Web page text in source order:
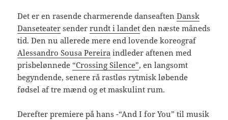
Det er en rasende charmerende danseaftenDansk
Danseteater senderrundt i landet den næste måneds
tid. Den nu allerede mere end lovende koreograf
Alessandro Sousa Pereira indleder aftenen med
prisbelønnede “Crossing Silence”, en langsomt
begyndende, senere rå rastløs rytmisk løbende
fødsel af tre mænd og et maskulint rum.
Derefter premiere på hans -“And I for You” til musik